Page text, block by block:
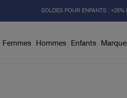
SOLDES POUR ENFANTS :
Femmes Hommes Enfants